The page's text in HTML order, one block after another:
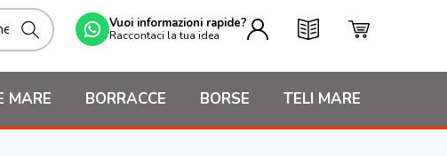
Vuoi informazioni rapide?
Raccontaci la tua idea
MARE BORRACCE BORSE TELI MARE